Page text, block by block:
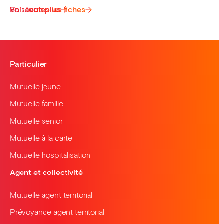
Voir toutes les fiches
En savoir plus
Particulier
Mutuelle jeune
Mutuelle famille
Mutuelle senior
Mutuelle à la carte
Mutuelle hospitalisation
Agent et collectivité
Mutuelle agent territorial
Prévoyance agent territorial